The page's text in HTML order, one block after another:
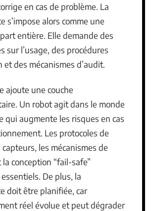
en cas de problème. La
s’impose alors comme une
entière. Elle demande des
sur l’usage, des procédures
et des mécanismes d’audit.
ajoute une couche
Un robot agit dans le monde
qui augmente les risques en cas
Les protocoles de
les mécanismes de
conception “fail-safe”
De plus, la
doit être planifiée, car
réel évolue et peut dégrader